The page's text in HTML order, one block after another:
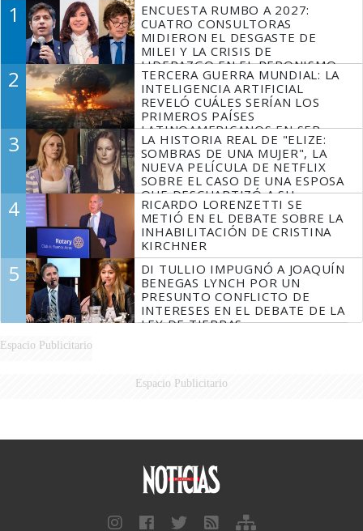
1
ENCUESTA RUMBO A 2027:
CUATRO CONSULTORAS
MIDIERON EL DESGASTE DE
MILEI Y LA CRISIS DE
LIDERAZGO EN EL PERONISMO
2
TERCERA GUERRA MUNDIAL: LA
INTELIGENCIA ARTIFICIAL
REVELÓ CUÁLES SERÍAN LOS
PRIMEROS PAÍSES
LATINOAMERICANOS EN SER
DERROTADOS
3
LA HISTORIA REAL DE "ELIZE:
SOMBRAS DE UNA MUJER", LA
NUEVA PELÍCULA DE NETFLIX
SOBRE EL CASO DE UNA ESPOSA
QUE DESCUARTIZÓ A SU
MARIDO
4
RICARDO LORENZETTI SE
METIÓ EN EL DEBATE SOBRE LA
INHABILITACIÓN DE CRISTINA
KIRCHNER
5
DI TULLIO IMPUGNÓ A JOAQUÍN
BENEGAS LYNCH POR UN
PRESUNTO CONFLICTO DE
INTERESES EN EL DEBATE DE LA
LEY DE TIERRAS
Espacio Publicitario
Espacio Publicitario